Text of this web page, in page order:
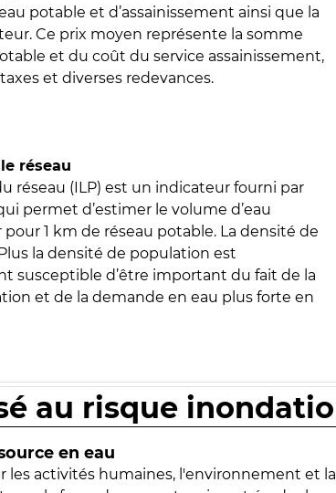
potable et d’assainissement ainsi que la
Ce prix moyen représente la somme
et du coût du service assainissement,
et diverses redevances.
réseau
réseau (ILP) est un indicateur fourni par
permet d’estimer le volume d’eau
1 km de réseau potable. La densité de
la densité de population est
susceptible d’être important du fait de la
et de la demande en eau plus forte en
au risque
en eau
les activités humaines, l'environnement et la